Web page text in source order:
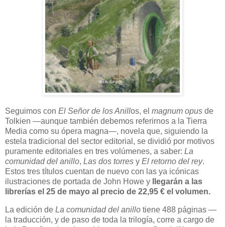
Seguimos con El Señor de los Anillos, el magnum opus de
Tolkien —aunque también debemos referirnos a la Tierra
Media como su ópera magna—, novela que, siguiendo la
estela tradicional del sector editorial, se dividió por motivos
puramente editoriales en tres volúmenes, a saber: La
comunidad del anillo, Las dos torres y El retorno del rey.
Estos tres títulos cuentan de nuevo con las ya icónicas
ilustraciones de portada de John Howe y
llegarán a las
librerías el 25 de mayo al precio de 22,95 € el volumen.
La edición de La comunidad del anillo tiene 488 páginas —
la traducción, y de paso de toda la trilogía, corre a cargo de